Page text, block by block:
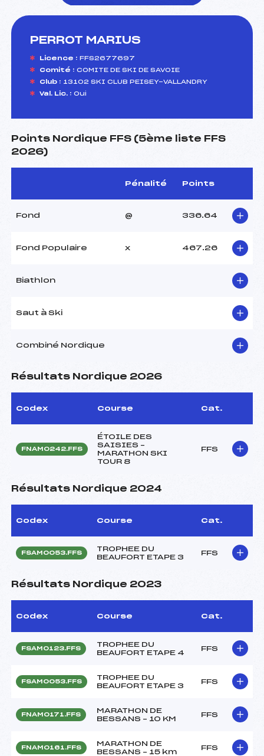
PERROT MARIUS
Licence : FFS2677697
Comité : COMITE DE SKI DE SAVOIE
Club : 13102 SKI CLUB PEISEY-VALLANDRY
Val. Lic. : Oui
Points Nordique FFS (5ème liste FFS
2026)
Pénalité Points
Fond @ 336.64
Fond Populaire x 467.26
Biathlon
Saut à Ski
Combiné Nordique
Résultats Nordique 2026
Codex Course Cat.
FNAM0242.FFS
ÉTOILE DES
SAISIES –
MARATHON SKI
TOUR 8
FFS
Résultats Nordique 2024
Codex Course Cat.
FSAM0053.FFS
TROPHEE DU
BEAUFORT ETAPE 3
FFS
Résultats Nordique 2023
Codex Course Cat.
FSAM0123.FFS
TROPHEE DU
BEAUFORT ETAPE 4
FFS
FSAM0053.FFS
TROPHEE DU
BEAUFORT ETAPE 3
FFS
FNAM0171.FFS
MARATHON DE
BESSANS – 10 KM
FFS
FNAM0161.FFS
MARATHON DE
BESSANS – 15 km
FFS